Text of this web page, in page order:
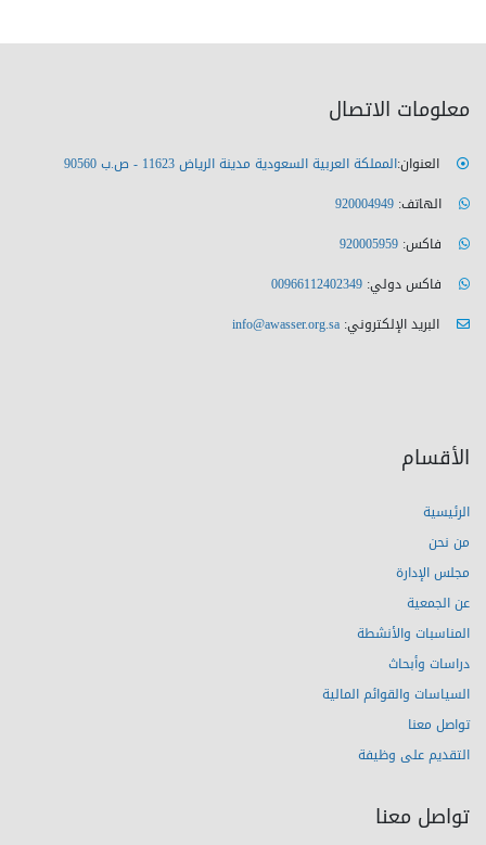
معلومات الاتصال
العنوان:المملكة العربية السعودية مدينة الرياض 11623 - ص.ب 90560
الهاتف:
فاكس:
فاكس دولي:
البريد الإلكتروني: info@awasser.org.sa
الأقسام
الرئيسية
من نحن
مجلس الإدارة
عن الجمعية
المناسبات والأنشطة
دراسات وأبحاث
السياسات والقوائم المالية
تواصل معنا
التقديم على وظيفة
تواصل معنا